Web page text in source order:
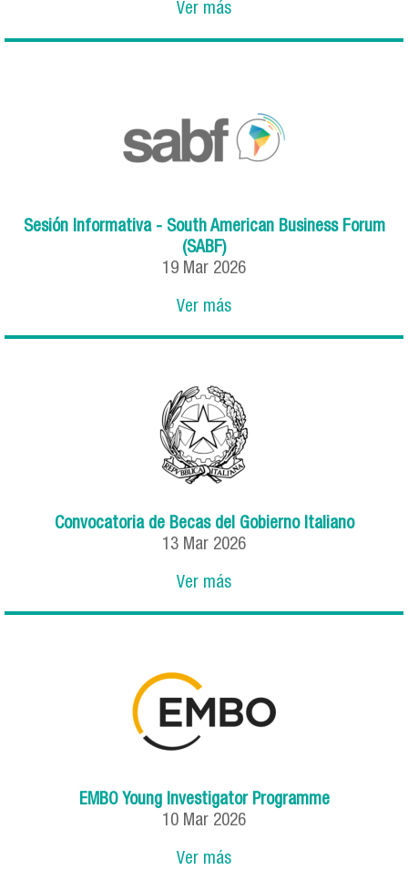
Ver más
Sesión Informativa - South American Business Forum
(SABF)
19 Mar 2026
Ver más
Convocatoria de Becas del Gobierno Italiano
13 Mar 2026
Ver más
EMBO Young Investigator Programme
10 Mar 2026
Ver más